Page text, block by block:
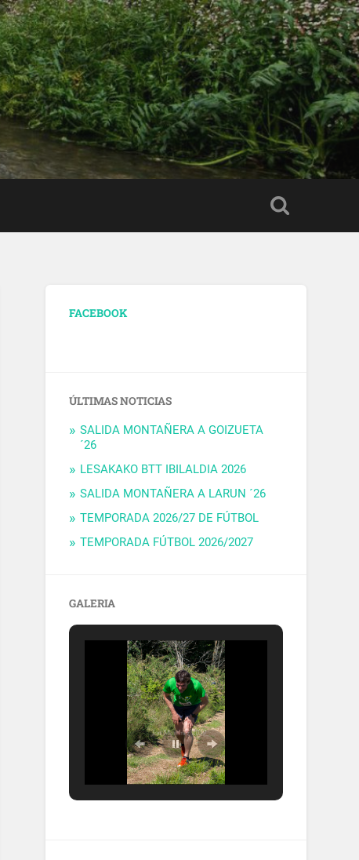
FACEBOOK
ÚLTIMAS NOTICIAS
SALIDA MONTAÑERA A GOIZUETA
´26
LESAKAKO BTT IBILALDIA 2026
SALIDA MONTAÑERA A LARUN ´26
TEMPORADA 2026/27 DE FÚTBOL
TEMPORADA FÚTBOL 2026/2027
GALERIA